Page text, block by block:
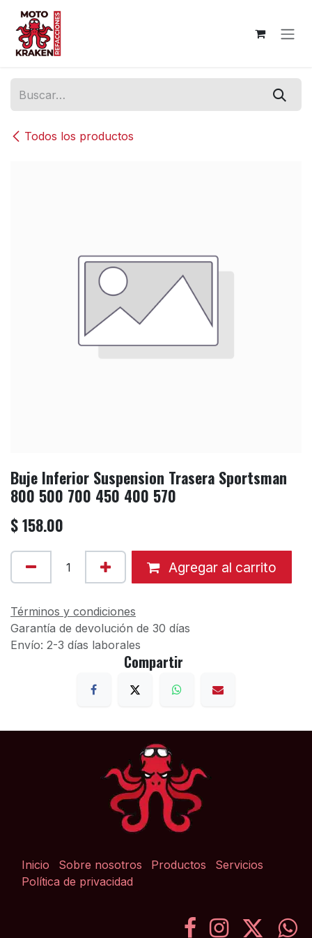
Ir al contenido
Todos los productos
Buje Inferior Suspension Trasera Sportsman
800 500 700 450 400 570
$158.00
Agregar al carrito
Términos y condiciones
Garantía de devolución de 30 días
Envío: 2-3 días laborales
Compartir
Inicio Sobre nosotros Productos
Servicios
Política de privacidad